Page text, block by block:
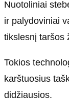
Nuotoliniai
ir palydoviniai
tikslesnį taršos
Tokios
karštuosius
didžiausios.